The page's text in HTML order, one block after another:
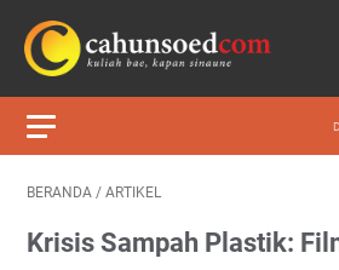
BERANDA / ARTIKEL
Krisis Sampah Plastik: